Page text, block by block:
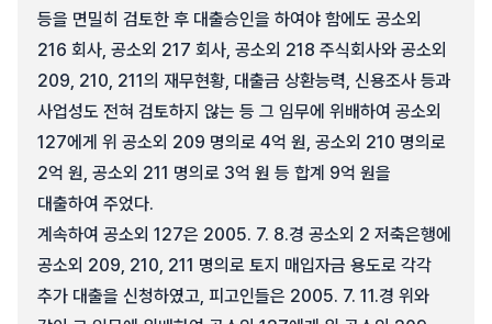
등을 면밀히 검토한 후 대출승인을 하여야 함에도 공소외
216 회사, 공소외 217 회사, 공소외 218 주식회사와 공소외
209, 210, 211의 재무현황, 대출금 상환능력, 신용조사 등과
사업성도 전혀 검토하지 않는 등 그 임무에 위배하여 공소외
127에게 위 공소외 209 명의로 4억 원, 공소외 210 명의로
2억 원, 공소외 211 명의로 3억 원 등 합계 9억 원을
대출하여 주었다.
계속하여 공소외 127은 2005. 7. 8.경 공소외 2 저축은행에
공소외 209, 210, 211 명의로 토지 매입자금 용도로 각각
추가 대출을 신청하였고, 피고인들은 2005. 7. 11.경 위와